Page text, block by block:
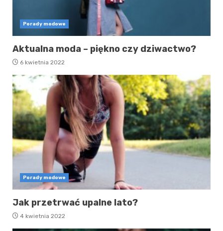
Porady modowe
Aktualna moda – piękno czy dziwactwo?
6 kwietnia 2022
Porady modowe
Jak przetrwać upalne lato?
4 kwietnia 2022